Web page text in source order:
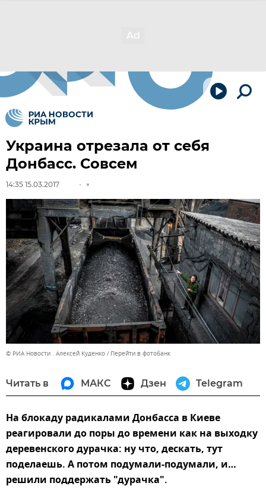
Украина отрезала от себя
Донбасс. Совсем
14:35 15.03.2017
© РИА Новости . Алексей Куденко Перейти в фотобанк
Читать в МАКС Дзен Telegram
На блокаду радикалами Донбасса в Киеве
реагировали до поры до времени как на выходку
деревенского дурачка: ну что, дескать, тут
поделаешь. А потом подумали-подумали, и…
решили поддержать "дурачка".